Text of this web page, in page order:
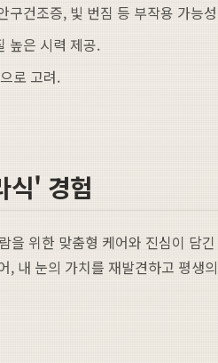
구건조증, 빛 번짐 등 부작용 가능
높은 시력 제공.
로 고려.
식' 경험
위한 맞춤형 케어와 진심이 담
내 눈의 가치를 재발견하고 평생